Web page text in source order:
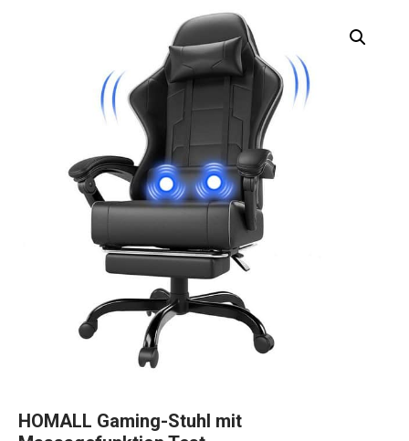
HOMALL Gaming-Stuhl mit